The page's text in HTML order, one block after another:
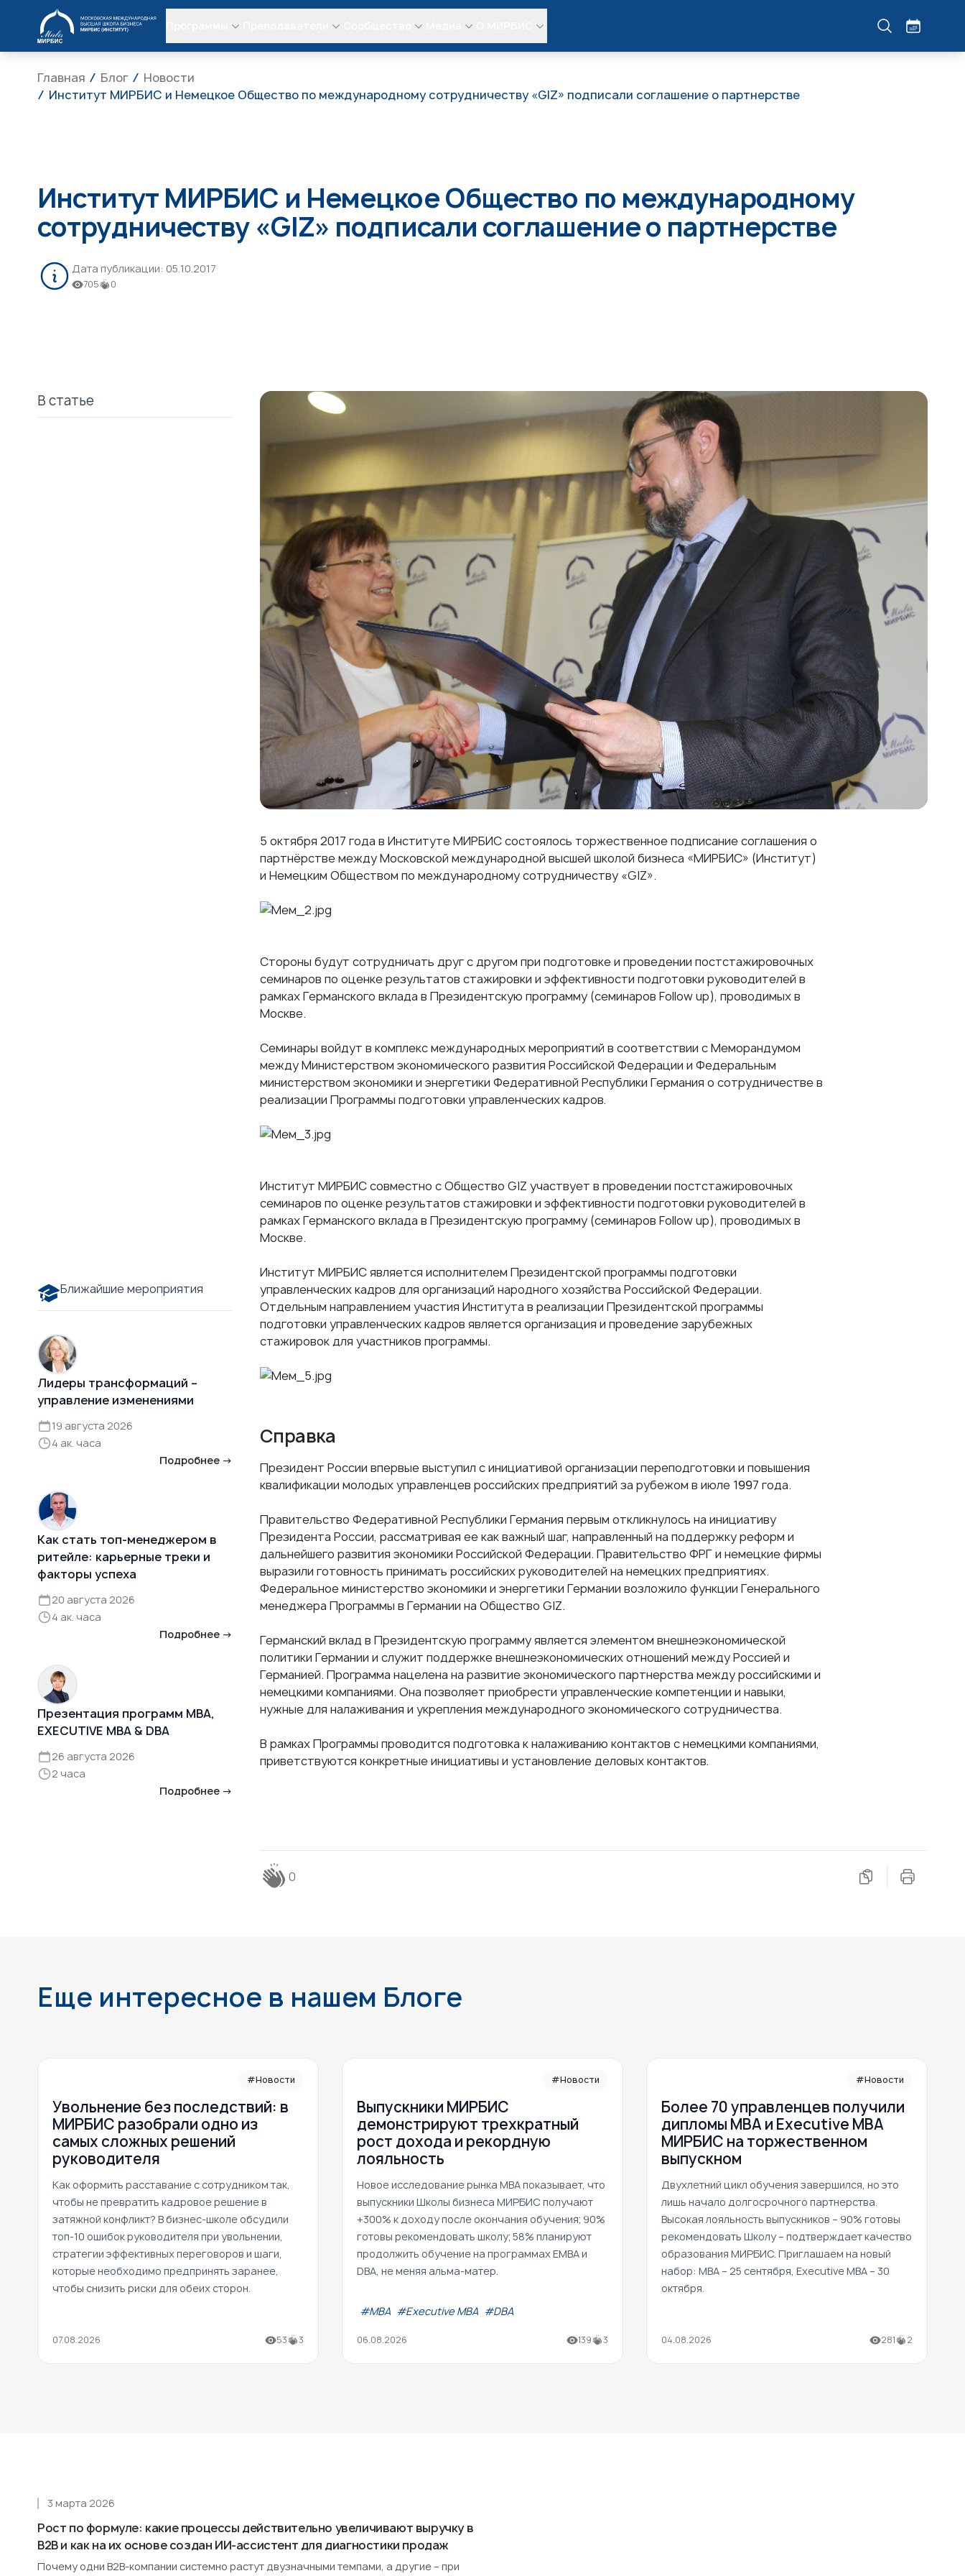
МИРБИС
Главная Блог
Новости
Институт МИРБИС и Немецкое Общество по международному сотрудничеству «GIZ» подписали соглашение о партнерстве
Институт МИРБИС и Немецкое Общество по международному
сотрудничеству «GIZ» подписали соглашение о партнерстве
Дата публикации: 05.10.2017
705 0
В статье
5 октября 2017 года в Институте МИРБИС состоялось торжественное подписание соглашения о
партнёрстве между Московской международной высшей школой бизнеса «МИРБИС» (Институт)
и Немецким Обществом по международному сотрудничеству «GIZ».
Стороны будут сотрудничать друг с другом при подготовке и проведении постстажировочных
семинаров по оценке результатов стажировки и эффективности подготовки руководителей в
рамках Германского вклада в Президентскую программу (семинаров Follow up), проводимых в
Москве.
Семинары войдут в комплекс международных мероприятий в соответствии с Меморандумом
между Министерством экономического развития Российской Федерации и Федеральным
министерством экономики и энергетики Федеративной Республики Германия о сотрудничестве в
реализации Программы подготовки управленческих кадров.
Институт МИРБИС совместно с Общество GIZ участвует в проведении постстажировочных
семинаров по оценке результатов стажировки и эффективности подготовки руководителей в
рамках Германского вклада в Президентскую программу (семинаров Follow up), проводимых в
Москве.
Институт МИРБИС является исполнителем Президентской программы подготовки
управленческих кадров для организаций народного хозяйства Российской Федерации.
Отдельным направлением участия Института в реализации Президентской программы
подготовки управленческих кадров является организация и проведение зарубежных
стажировок для участников программы.
Справка
Президент России впервые выступил с инициативой организации переподготовки и повышения
квалификации молодых управленцев российских предприятий за рубежом в июле 1997 года.
Правительство Федеративной Республики Германия первым откликнулось на инициативу
Президента России, рассматривая ее как важный шаг, направленный на поддержку реформ и
дальнейшего развития экономики Российской Федерации. Правительство ФРГ и немецкие фирмы
выразили готовность принимать российских руководителей на немецких предприятиях.
Федеральное министерство экономики и энергетики Германии возложило функции Генерального
менеджера Программы в Германии на Общество GIZ.
Германский вклад в Президентскую программу является элементом внешнеэкономической
политики Германии и служит поддержке внешнеэкономических отношений между Россией и
Германией. Программа нацелена на развитие экономического партнерства между российскими и
немецкими компаниями. Она позволяет приобрести управленческие компетенции и навыки,
нужные для налаживания и укрепления международного экономического сотрудничества.
В рамках Программы проводится подготовка к налаживанию контактов с немецкими компаниями,
приветствуются конкретные инициативы и установление деловых контактов.
Ближайшие мероприятия
Лидеры трансформаций –
управление изменениями
19 августа 2026
4 ак. часа
Подробнее →
Как стать топ-менеджером в
ритейле: карьерные треки и
факторы успеха
20 августа 2026
4 ак. часа
Подробнее →
Презентация программ MBA,
EXECUTIVE MBA & DBA
26 августа 2026
2 часа
Подробнее →
0
Еще интересное в нашем Блоге
#Новости
Увольнение без последствий: в
МИРБИС разобрали одно из
самых сложных решений
руководителя
Как оформить расставание с сотрудником так,
чтобы не превратить кадровое решение в
затяжной конфликт? В бизнес-школе обсудили
топ-10 ошибок руководителя при увольнении,
стратегии эффективных переговоров и шаги,
которые необходимо предпринять заранее,
чтобы снизить риски для обеих сторон.
07.08.2026 53 3
#Новости
Выпускники МИРБИС
демонстрируют трехкратный
рост дохода и рекордную
лояльность
Новое исследование рынка MBA показывает, что
выпускники Школы бизнеса МИРБИС получают
+300% к доходу после окончания обучения; 90%
готовы рекомендовать школу; 58% планируют
продолжить обучение на программах EMBA и
DBA, не меняя альма-матер.
#МВА #Executive MBA #DBA
06.08.2026 139 3
#Новости
Более 70 управленцев получили
дипломы MBA и Executive MBA
МИРБИС на торжественном
выпускном
Двухлетний цикл обучения завершился, но это
лишь начало долгосрочного партнерства.
Высокая лояльность выпускников – 90% готовы
рекомендовать Школу – подтверждает качество
образования МИРБИС. Приглашаем на новый
набор: MBA – 25 сентября, Executive MBA – 30
октября.
04.08.2026 281 2
Рост по формуле: какие процессы действительно увеличивают выручку в
B2B и как на их основе создан ИИ-ассистент для диагностики продаж
3 марта 2026
Почему одни B2B-компании системно растут двузначными темпами, а другие – при